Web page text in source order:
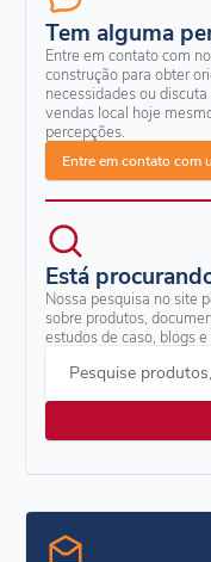
Tem alguma
Entre em contato com
construção para obter
necessidades ou
vendas local hoje
percepções.
Entre em contato com
Está
Nossa pesquisa no site
sobre produtos,
estudos de caso, blogs
Pesquise